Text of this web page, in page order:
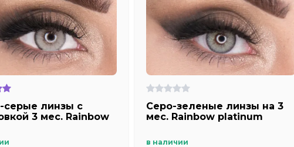
серые линзы с
3 мес. Rainbow
Серо-зеленые линзы на 3
мес. Rainbow platinum
в наличии